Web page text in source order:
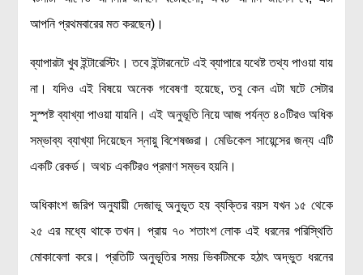
কম্পিউটার সায়েন্স
ইলেকট্রিক্যাল ইঞ্জিনিয়ারিং
জেনেটিক ইঞ্জিনিয়ারিং
বায়োটেকনোলজি
দৈনন্দিন জীবনে বিজ্ঞানের প্রয়োগ
মহাকাশ বিজ্ঞান
আমাদের সৌরজগৎ
সৌরজগত ছাড়িয়ে
আপনি প্রথমবারের মত করছেন)।
ব্যাপারটা খুব ইন্টারেস্টিং। তবে ইন্টারনেটে এই ব্যাপারে যথেষ্ট তথ্য পাওয়া যায়
না। যদিও এই বিষয়ে অনেক গবেষণা হয়েছে, তবু কেন এটা ঘটে সেটার
সুস্পষ্ট ব্যাখ্যা পাওয়া যায়নি। এই অনুভূতি নিয়ে আজ পর্যন্ত ৪০টিরও অধিক
সম্ভাব্য ব্যাখ্যা দিয়েছেন স্নায়ু বিশেষজ্ঞরা। মেডিকেল সায়েন্সের জন্য এটি
একটি রেকর্ড। অথচ একটিরও প্রমাণ সম্ভব হয়নি।
অধিকাংশ জরিপ অনুযায়ী দেজাভু অনুভূত হয় ব্যক্তির বয়স যখন ১৫ থেকে
২৫ এর মধ্যে থাকে তখন। প্রায় ৭০ শতাংশ লোক এই ধরনের পরিস্থিতি
মোকাবেলা করে। প্রতিটি অনুভূতির সময় ভিকটিমকে হঠাৎ অদ্ভুত ধরনের